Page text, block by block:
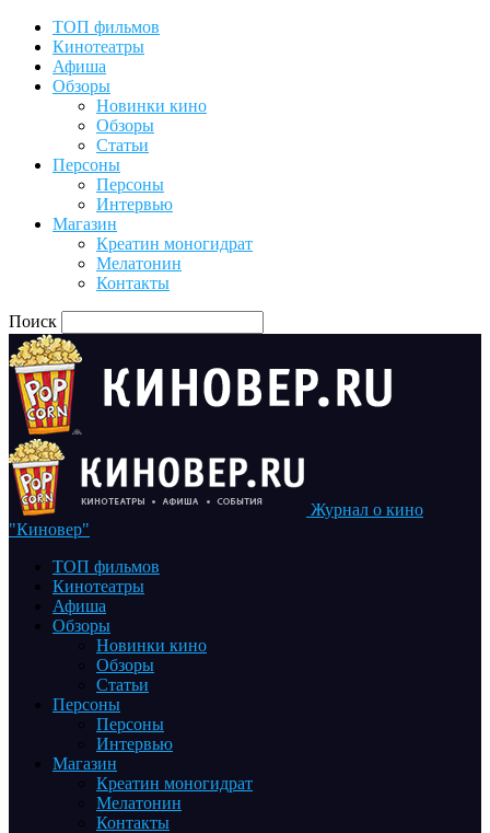
ТОП фильмов
Кинотеатры
Афиша
Обзоры
Новинки кино
Обзоры
Статьи
Персоны
Персоны
Интервью
Магазин
Креатин моногидрат
Мелатонин
Контакты
Поиск
Журнал о кино
"Киновер"
ТОП фильмов
Кинотеатры
Афиша
Обзоры
Новинки кино
Обзоры
Статьи
Персоны
Персоны
Интервью
Магазин
Креатин моногидрат
Мелатонин
Контакты